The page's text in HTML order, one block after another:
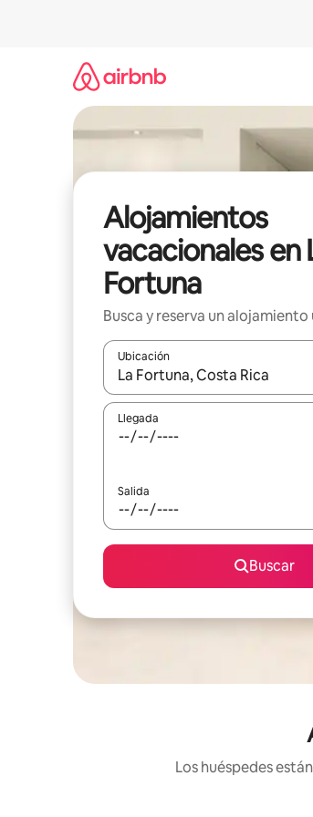
Alojamientos
vacacionales en
Fortuna
Busca y reserva un
Ubicación
Cuando los resultados estén
Llegada
Salida
Buscar
Los huéspedes